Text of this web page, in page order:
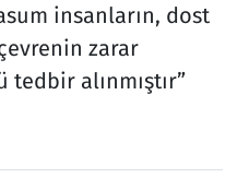
insanların, dost
zarar
alınmıştır”